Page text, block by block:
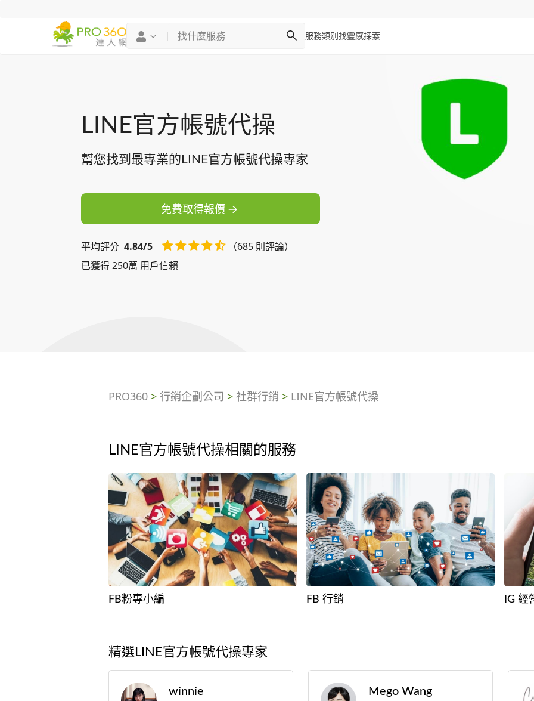
服務類別找靈感探索
LINE官方帳號代操
幫您找到最專業的LINE官方帳號代操專家
免費取得報價
平均評分 4.84/5
（685 則評論）
已獲得 250萬 用戶信賴
PRO360> 行銷企劃公司 > 社群行銷 > LINE官方帳號代操
LINE官方帳號代操相關的服務
FB粉專小編 FB 行銷 IG 經
精選LINE官方帳號代操專家
winnie Mego Wang